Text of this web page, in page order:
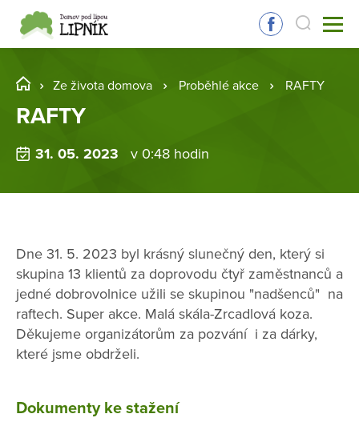
Ze života domova Proběhlé akce RAFTY
RAFTY
31. 05. 2023 v 0:48 hodin
Dne 31. 5. 2023 byl krásný slunečný den, který si
skupina 13 klientů za doprovodu čtyř zaměstnanců a
jedné dobrovolnice užili se skupinou "nadšenců" na
raftech. Super akce. Malá skála-Zrcadlová koza.
Děkujeme organizátorům za pozvání i za dárky,
které jsme obdrželi.
Dokumenty ke stažení